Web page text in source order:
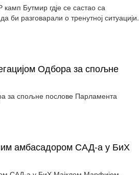
Бутмир гдје се састао са
разговарали о тренутној ситуацији.
Одбора за спољне
за спољне послове Парламента
амбасадором САД-а у БиХ